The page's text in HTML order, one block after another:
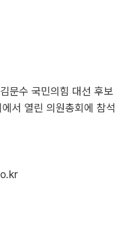
문수 국민의힘 대선 후보
서 열린 의원총회에 참석